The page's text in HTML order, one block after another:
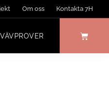
Om oss Kontakta 7H